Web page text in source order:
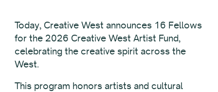
Today, Creative West announces 16 Fellows
for the 2026 Creative West Artist Fund,
celebrating the creative spirit across the
West.
This program honors artists and cultural